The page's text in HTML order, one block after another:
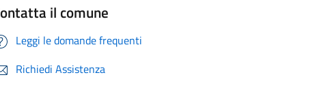
il comune
Leggi le domande frequenti
Richiedi Assistenza